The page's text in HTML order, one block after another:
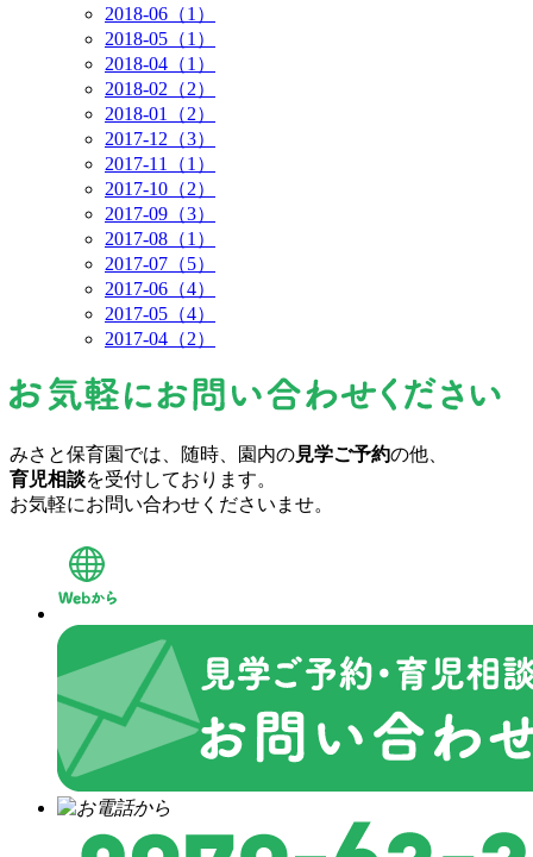
2018-06（1）
2018-05（1）
2018-04（1）
2018-02（2）
2018-01（2）
2017-12（3）
2017-11（1）
2017-10（2）
2017-09（3）
2017-08（1）
2017-07（5）
2017-06（4）
2017-05（4）
2017-04（2）
みさと保育園では、随時、園内の見学ご予約の他、
育児相談を受付しております。
お気軽にお問い合わせくださいませ。